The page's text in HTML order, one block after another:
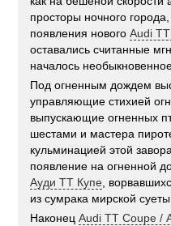
просторы ночного
появления новогоAudi
оставались считанные
началось
Под огненным дождем
управляющие стихией
выпускающие огненных
шестами и мастера
кульминацией этой
появление на огненной
Ауди ТТ Купе ,
из сумрака мирской суеты.
НаконецAudi TT Coupe /